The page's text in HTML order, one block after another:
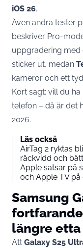
iOS 26.
Även andra tester
beskriver Pro-
uppgradering
sticker ut, medan
kameror och ett
Kort sagt: vill du ha
telefon – då är det
2026.
Läs också
AirTag 2 ryktas
räckvidd och
Apple satsar på
och Apple TV på
Samsung
längre etta
Att Galaxy S25